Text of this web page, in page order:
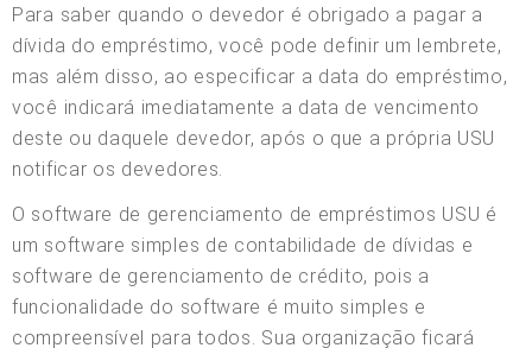
Para saber quando o devedor é obrigado a pagar a
dívida do empréstimo, você pode definir um lembrete,
mas além disso, ao especificar a data do empréstimo,
você indicará imediatamente a data de vencimento
deste ou daquele devedor, após o que a própria USU
notificar os devedores.
O software de gerenciamento de empréstimos USU é
um software simples de contabilidade de dívidas e
software de gerenciamento de crédito, pois a
funcionalidade do software é muito simples e
compreensível para todos. Sua organização ficará